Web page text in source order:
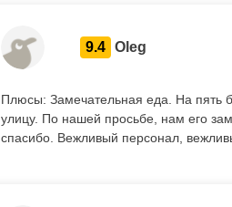
9.4 Oleg
Плюсы: Замечательная еда. На пять
улицу. По нашей просьбе, нам его
спасибо. Вежливый персонал,